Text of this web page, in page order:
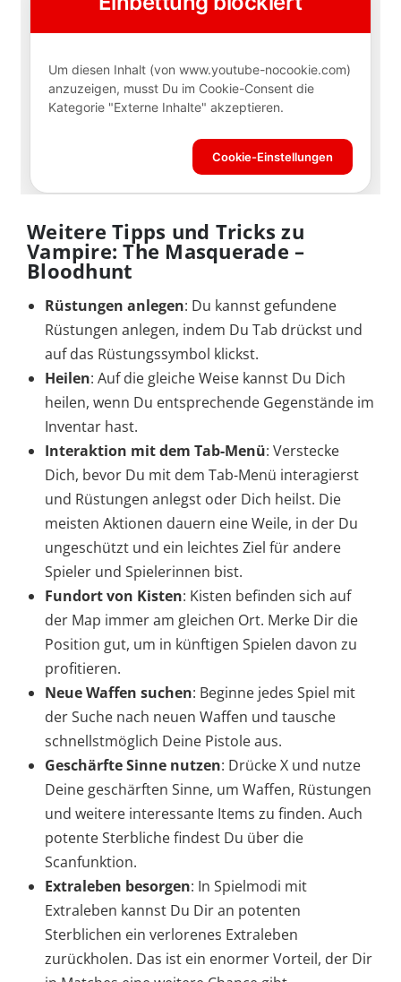
Weitere Tipps und Tricks zu
Vampire: The Masquerade –
Bloodhunt
Rüstungen anlegen: Du kannst gefundene
Rüstungen anlegen, indem Du Tab drückst und
auf das Rüstungssymbol klickst.
Heilen: Auf die gleiche Weise kannst Du Dich
heilen, wenn Du entsprechende Gegenstände im
Inventar hast.
Interaktion mit dem Tab-Menü: Verstecke
Dich, bevor Du mit dem Tab-Menü interagierst
und Rüstungen anlegst oder Dich heilst. Die
meisten Aktionen dauern eine Weile, in der Du
ungeschützt und ein leichtes Ziel für andere
Spieler und Spielerinnen bist.
Fundort von Kisten: Kisten befinden sich auf
der Map immer am gleichen Ort. Merke Dir die
Position gut, um in künftigen Spielen davon zu
profitieren.
Neue Waffen suchen: Beginne jedes Spiel mit
der Suche nach neuen Waffen und tausche
schnellstmöglich Deine Pistole aus.
Geschärfte Sinne nutzen: Drücke X und nutze
Deine geschärften Sinne, um Waffen, Rüstungen
und weitere interessante Items zu finden. Auch
potente Sterbliche findest Du über die
Scanfunktion.
Extraleben besorgen: In Spielmodi mit
Extraleben kannst Du Dir an potenten
Sterblichen ein verlorenes Extraleben
zurückholen. Das ist ein enormer Vorteil, der Dir